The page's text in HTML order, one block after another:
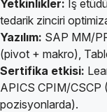
Yetkinlikler: İş
tedarik zinciri
Yazılım: SAP MM/
(pivot + makro),
Sertifika etkisi:
APICS CPIM/
pozisyonlarda).